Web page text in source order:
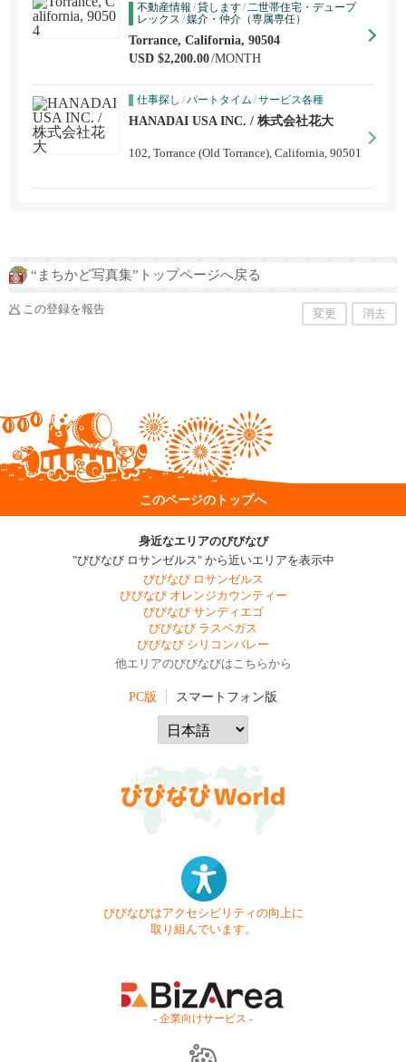
不動産情報 /貸します/二世帯住宅・デュープ
レックス /媒介・仲介（専属専任）
Torrance, California, 90504
USD $2,200.00/MONTH
仕事探し /パートタイム /サービス各種
HANADAI USA INC. / 株式会社花大
102, Torrance (Old Torrance), California, 90501
“まちかど写真集”トップページへ戻る
この登録を報告 変更 消去
このページのトップへ
身近なエリアのびびなび
"びびなび ロサンゼルス" から近いエリアを表示中
びびなび ロサンゼルス
びびなび オレンジカウンティー
びびなび サンディエゴ
びびなび ラスベガス
びびなび シリコンバレー
他エリアのびびなびはこちらから
PC版 スマートフォン版
びびなびはアクセシビリティの向上に
取り組んでいます。
- 企業向けサービス -